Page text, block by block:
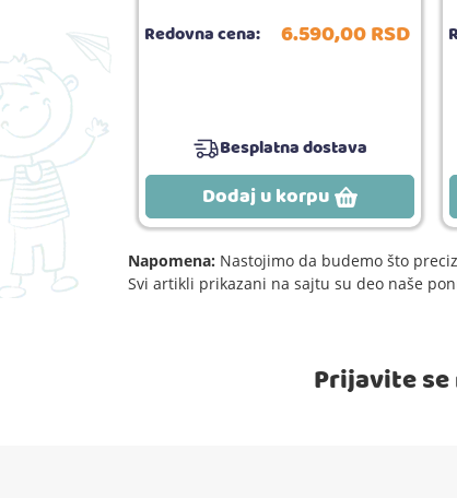
RSD Redovna cena: 6.590,00RSD
Besplatna dostava
Dodaj u korpu
Napomena: Nastojimo da budemo što
Svi artikli prikazani na sajtu su deo naše
Prijavite